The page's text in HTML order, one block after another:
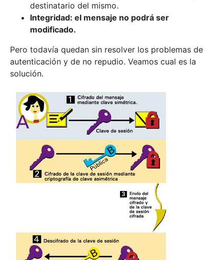
destinatario del mismo.
Integridad: el mensaje no podrá ser
modificado.
Pero todavía quedan sin resolver los problemas de
autenticación y de no repudio. Veamos cual es la
solución.